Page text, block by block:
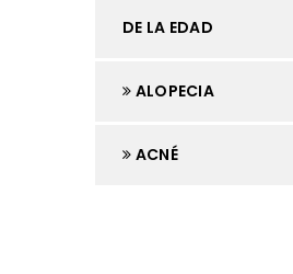
DE LA EDAD
ALOPECIA
ACNÉ